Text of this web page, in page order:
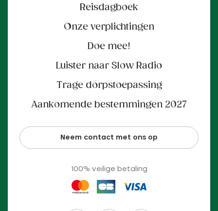
Reisdagboek
Onze verplichtingen
Doe mee!
Luister naar Slow Radio
Trage dorpstoepassing
Aankomende bestemmingen 2027
Neem contact met ons op
100% veilige betaling